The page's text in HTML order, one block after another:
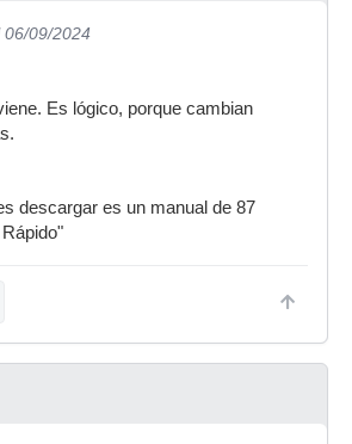
06/09/2024
Es lógico, porque cambian
descargar es un manual de 87